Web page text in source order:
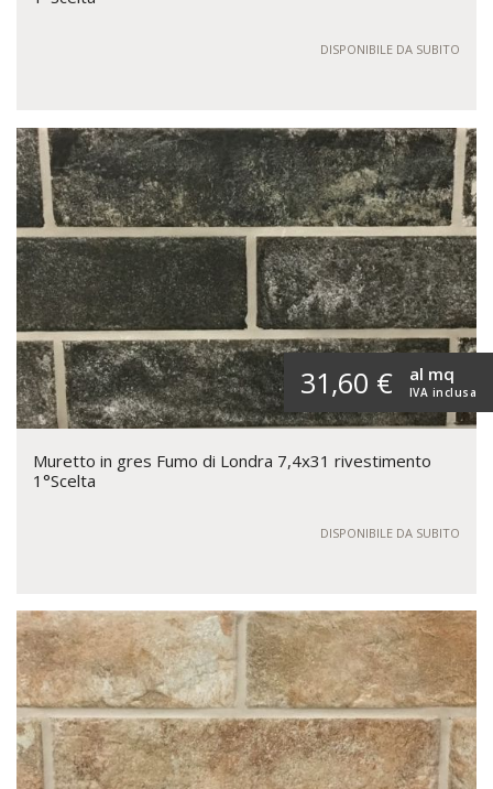
DISPONIBILE DA SUBITO
31,60 € IVA inclusa
al mq
Muretto in gres Fumo di Londra 7,4x31 rivestimento
1°Scelta
DISPONIBILE DA SUBITO